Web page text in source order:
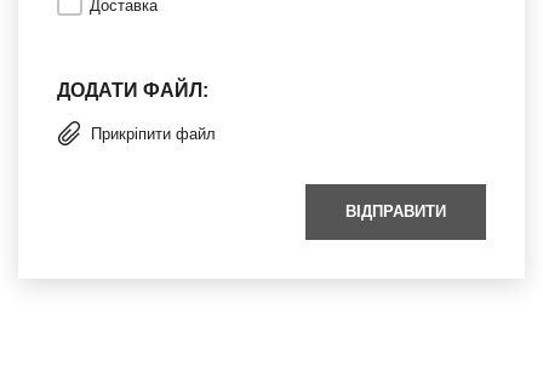
Доставка
ДОДАТИ ФАЙЛ:
Прикріпити файл
ВІДПРАВИТИ